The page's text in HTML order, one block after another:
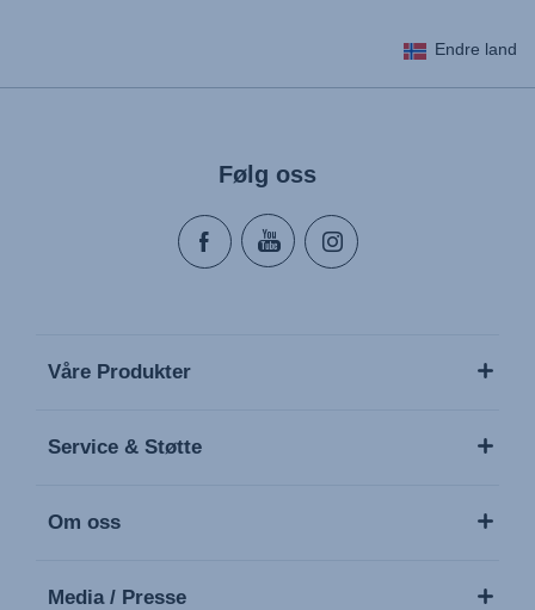
Endre land
Følg oss
Våre Produkter
Service & Støtte
Om oss
Media / Presse